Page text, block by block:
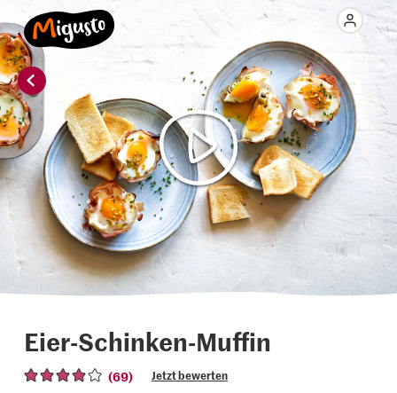
Eier-Schinken-Muffin
(69) Jetzt bewerten